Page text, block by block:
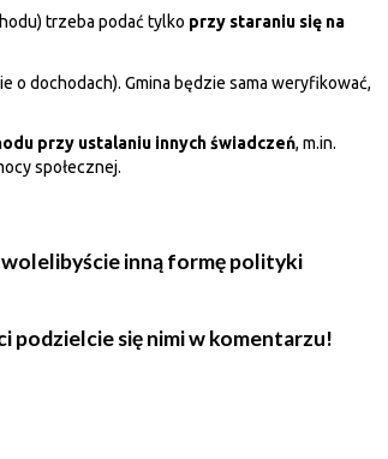
trzeba podać tylko przy staraniu się na
o dochodach). Gmina będzie sama weryfikować,
przy ustalaniu innych świadczeń, m.in.
społecznej.
wolelibyście inną formę polityki
podzielcie się nimi w komentarzu!